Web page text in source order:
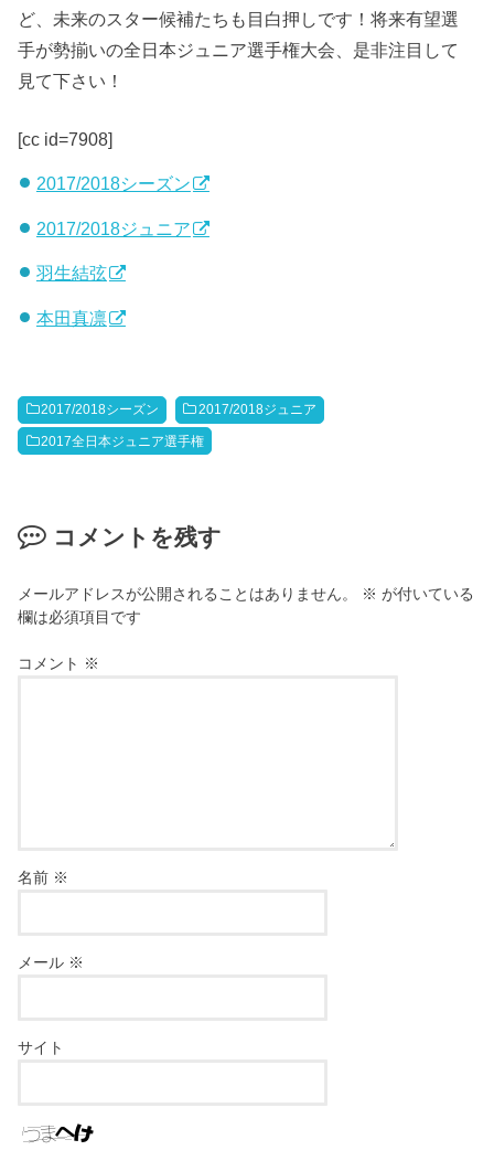
ど、未来のスター候補たちも目白押しです！将来有望選
手が勢揃いの全日本ジュニア選手権大会、是非注目して
見て下さい！
[cc id=7908]
2017/2018シーズン
2017/2018ジュニア
羽生結弦
本田真凛
2017/2018シーズン 2017/2018ジュニア
2017全日本ジュニア選手権
コメントを残す
メールアドレスが公開されることはありません。 ※ が付いている
欄は必須項目です
コメント ※
名前 ※
メール ※
サイト